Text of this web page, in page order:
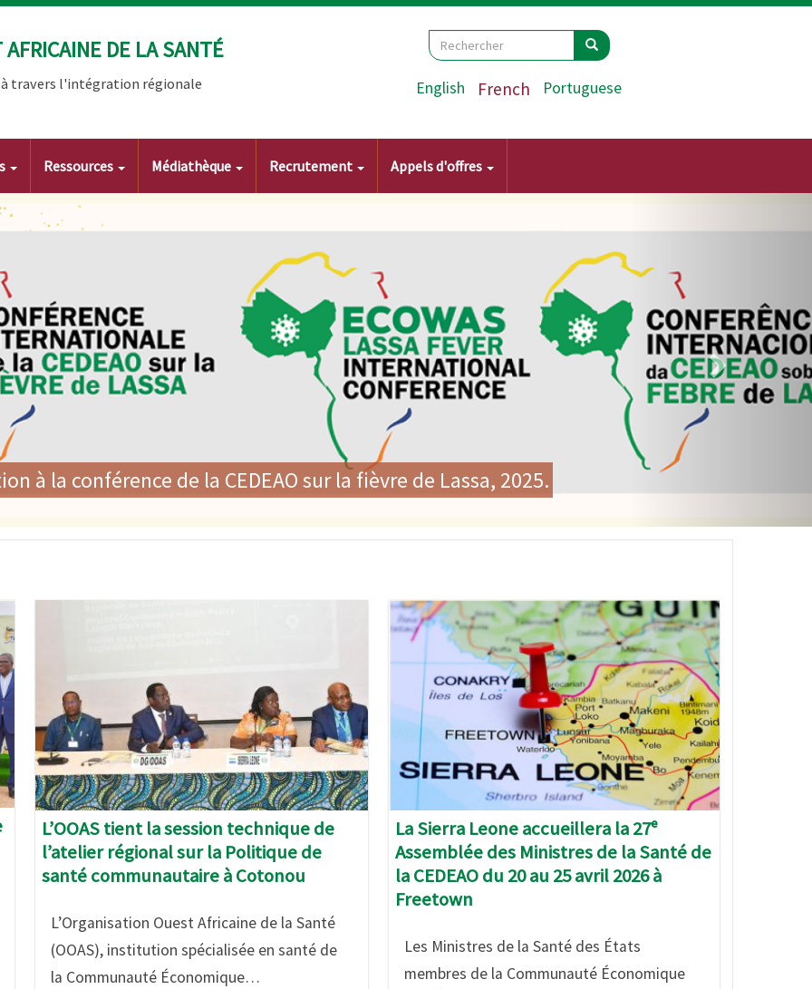
DE LA SANTÉ
travers l'intégration régionale
Search
Rechercher Rechercher
English French Portuguese
Ressources Médiathèque Recrutement
Appels d'offres
de la CEDEAO adoptent une politique régionale historique sur la santé
leur engagement en faveur du renforcement des systèmes de santé
L’OOAS tient la session technique de
l’atelier régional sur la Politique de
santé communautaire à Cotonou
L’Organisation Ouest Africaine de la Santé
(OOAS), institution spécialisée en santé de
la Communauté Économique…
Image
La Sierra Leone accueillera la 27ᵉ
Assemblée des Ministres de la Santé de
la CEDEAO du 20 au 25 avril 2026 à
Freetown
Les Ministres de la Santé des États
membres de la Communauté Économique